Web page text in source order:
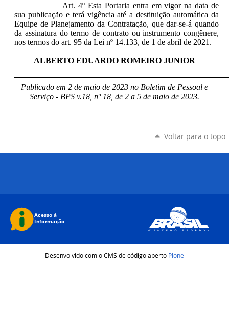
Art. 4º Esta Portaria entra em vigor na data de
sua publicação e terá vigência até a destituição automática da
Equipe de Planejamento da Contratação, que dar-se-á quando
da assinatura do termo de contrato ou instrumento congênere,
nos termos do art. 95 da Lei nº 14.133, de 1 de abril de 2021.
ALBERTO EDUARDO ROMEIRO JUNIOR
Publicado em 2 de maio de 2023 no Boletim de Pessoal e
Serviço - BPS v.18, nº 18, de 2 a 5 de maio de 2023.
Voltar para o topo
Desenvolvido com o CMS de código aberto Plone